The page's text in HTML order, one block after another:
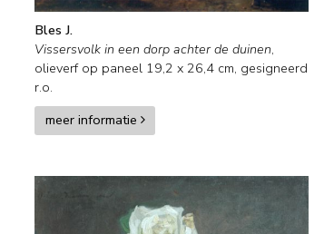
Bles J.
Vissersvolk in een dorp achter de duinen,
olieverf op paneel 19,2 x 26,4 cm, gesigneerd
r.o.
meer informatie